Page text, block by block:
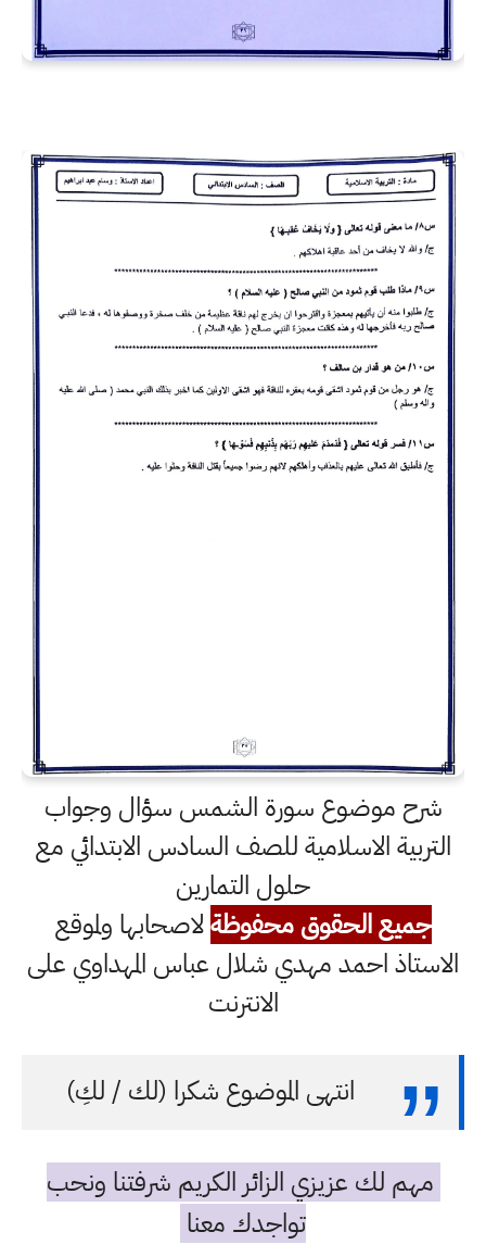
شرح موضوع سورة الشمس سؤال وجواب
التربية الاسلامية للصف السادس الابتدائي مع
حلول التمارين
جميع الحقوق محفوظةلاصحابها ولموقع
الاستاذ احمد مهدي شلال عباس المهداوي على
الانترنت
انتهى الموضوع شكرا (لك / لكِ)
مهم لك عزيزي الزائر الكريم شرفتنا ونحب
تواجدك معنا